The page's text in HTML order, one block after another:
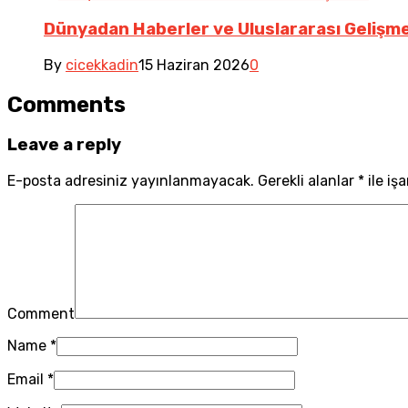
Dünyadan Haberler ve Uluslararası
By cicekkadin15 Haziran 20260
Comments
Leave a reply
E-posta adresiniz yayınlanmayacak. Gerekli alanlar * ile
Comment
Name *
Email *